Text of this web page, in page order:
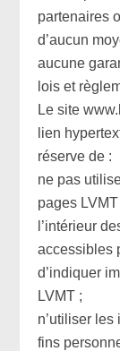
partenaires
d’aucun
aucune
lois et
Le site
lien
réserve de :
ne pas
pages
l’intérieur
accessibles
d’indiquer
LVMT ;
n’utiliser les
fins